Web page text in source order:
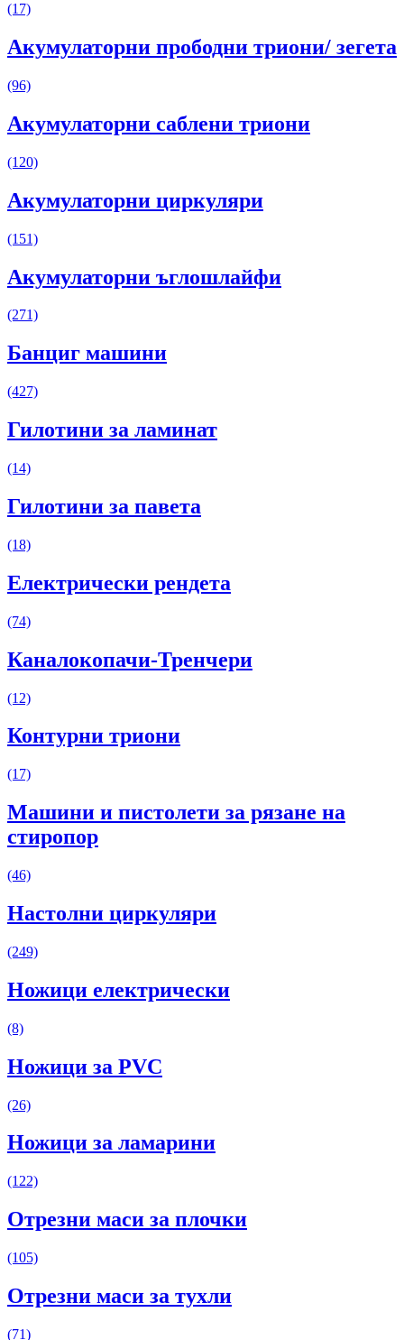
(17)
Акумулаторни прободни триони/ зегета
(96)
Акумулаторни саблени триони
(120)
Акумулаторни циркуляри
(151)
Акумулаторни ъглошлайфи
(271)
Банциг машини
(427)
Гилотини за ламинат
(14)
Гилотини за павета
(18)
Електрически рендета
(74)
Каналокопачи-Тренчери
(12)
Контурни триони
(17)
Машини и пистолети за рязане на
стиропор
(46)
Настолни циркуляри
(249)
Ножици електрически
(8)
Ножици за PVC
(26)
Ножици за ламарини
(122)
Отрезни маси за плочки
(105)
Отрезни маси за тухли
(71)